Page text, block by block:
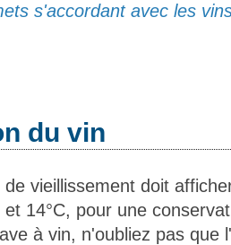
s'accordant avec les
du vin
vieillissement doit
14°C, pour une
à vin, n'oubliez pas que